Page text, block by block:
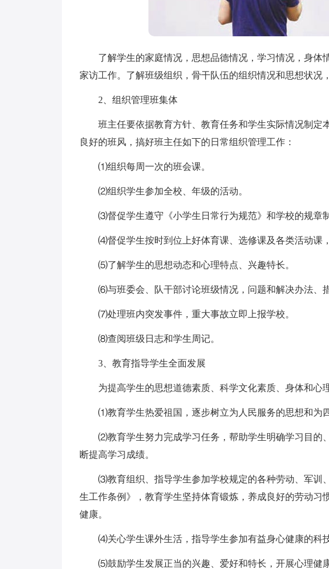
了解学生的家庭情况，思想品德情况，学习情况，身体
家访工作。了解班级组织，骨干队伍的组织情况和思想状况
2、组织管理班集体
班主任要依据教育方针、教育任务和学生实际情况制定
良好的班风，搞好班主任如下的日常组织管理工作：
⑴组织每周一次的班会课。
⑵组织学生参加全校、年级的活动。
⑶督促学生遵守《小学生日常行为规范》和学校的规章制
⑷督促学生按时到位上好体育课、选修课及各类活动课，
⑸了解学生的思想动态和心理特点、兴趣特长。
⑹与班委会、队干部讨论班级情况，问题和解决办法、措
⑺处理班内突发事件，重大事故立即上报学校。
⑻查阅班级日志和学生周记。
3、教育指导学生全面发展
为提高学生的思想道德素质、科学文化素质、身体和心理
⑴教育学生热爱祖国，逐步树立为人民服务的思想和为四
⑵教育学生努力完成学习任务，帮助学生明确学习目的
断提高学习成绩。
⑶教育组织、指导学生参加学校规定的各种劳动、军训
生工作条例》，教育学生坚持体育锻炼，养成良好的劳动习
健康。
⑷关心学生课外生活，指导学生参加有益身心健康的科技
⑸鼓励学生发展正当的兴趣、爱好和特长，开展心理健康